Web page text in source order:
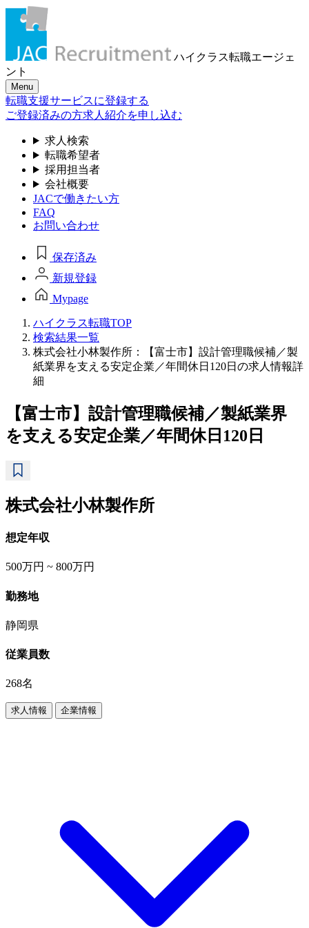
ハイクラス転職エージェ
ント
Menu
転職支援サービスに登録する
ご登録済みの方求人紹介を申し込む
求人検索
転職希望者
採用担当者
会社概要
JACで働きたい方
FAQ
お問い合わせ
保存済み
新規登録
Mypage
ハイクラス転職TOP
検索結果一覧
株式会社小林製作所：【富士市】設計管理職候補／製
紙業界を支える安定企業／年間休日120日の求人情報詳
細
【富士市】設計管理職候補／製紙業界
を支える安定企業／年間休日120日
株式会社小林製作所
想定年収
500万円 ~ 800万円
勤務地
静岡県
従業員数
268名
求人情報 企業情報